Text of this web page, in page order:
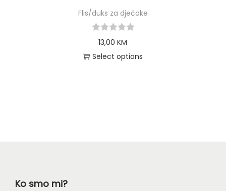
Flis/duks za dječake
13,00KM
Select options
Ko smo mi?